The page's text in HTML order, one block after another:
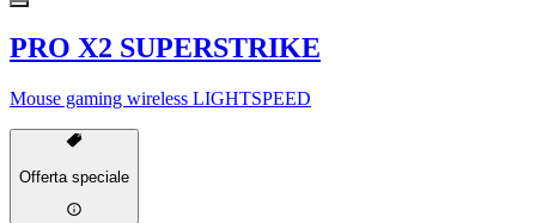
PRO X2 SUPERSTRIKE
Mouse gaming wireless LIGHTSPEED
Offerta speciale